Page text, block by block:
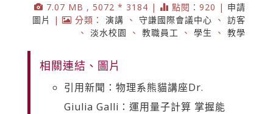
7.07 MB , 5072 * 3184 | 點閱：920 | 申請
圖片
| 分類： 演講 、 守謙國際會議中心 、 訪客
、 淡水校園 、 教職員工 、 學生 、 教學
相關連結、圖片
引用新聞：物理系熊貓講座Dr.
Giulia Galli：運用量子計算 掌握能